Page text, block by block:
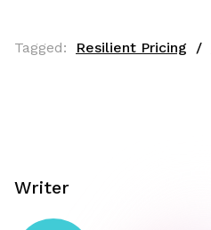
Tagged: Resilient Pricing
Writer